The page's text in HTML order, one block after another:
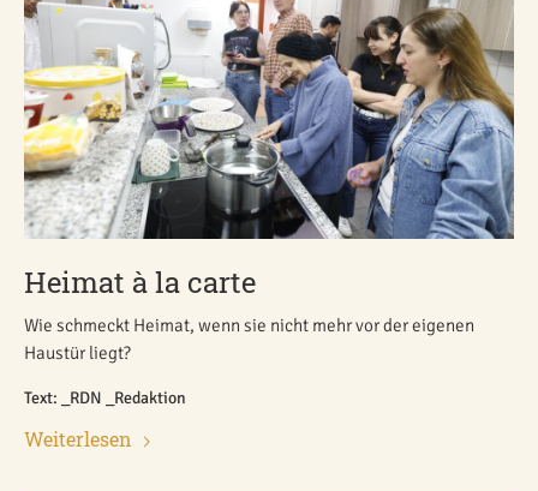
Heimat à la carte
Wie schmeckt Heimat, wenn sie nicht mehr vor der eigenen
Haustür liegt?
Text: _RDN _Redaktion
Weiterlesen